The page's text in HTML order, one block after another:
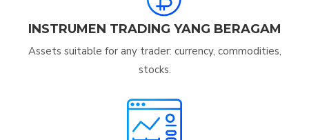
INSTRUMEN TRADING YANG BERAGAM
Assets suitable for any trader: currency, commodities,
stocks.